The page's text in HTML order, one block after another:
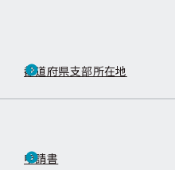
都道府県支部所在地
申請書